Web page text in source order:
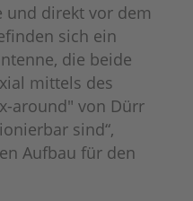
und direkt vor dem
sich ein
die beide
mittels des
around" von Dürr
sind“,
Aufbau für den